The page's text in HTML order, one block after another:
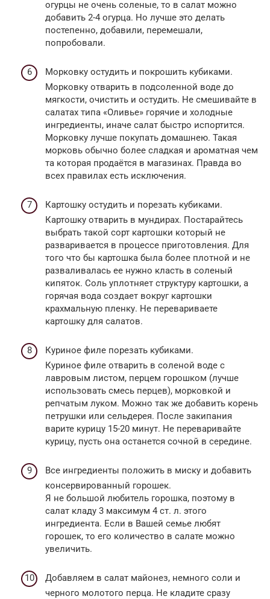
огурцы не очень соленые, то в салат можно
добавить 2-4 огурца. Но лучше это делать
постепенно, добавили, перемешали,
попробовали.
Морковку остудить и покрошить кубиками.
Морковку отварить в подсоленной воде до
мягкости, очистить и остудить. Не смешивайте в
салатах типа «Оливье» горячие и холодные
ингредиенты, иначе салат быстро испортится.
Морковку лучше покупать домашнею. Такая
морковь обычно более сладкая и ароматная чем
та которая продаётся в магазинах. Правда во
всех правилах есть исключения.
Картошку остудить и порезать кубиками.
Картошку отварить в мундирах. Постарайтесь
выбрать такой сорт картошки который не
разваривается в процессе приготовления. Для
того что бы картошка была более плотной и не
разваливалась ее нужно класть в соленый
кипяток. Соль уплотняет структуру картошки, а
горячая вода создает вокруг картошки
крахмальную пленку. Не перевариваете
картошку для салатов.
Куриное филе порезать кубиками.
Куриное филе отварить в соленой воде с
лавровым листом, перцем горошком (лучше
использовать смесь перцев), морковкой и
репчатым луком. Можно так же добавить корень
петрушки или сельдерея. После закипания
варите курицу 15-20 минут. Не переваривайте
курицу, пусть она останется сочной в середине.
Все ингредиенты положить в миску и добавить
консервированный горошек.
Я не большой любитель горошка, поэтому в
салат кладу 3 максимум 4 ст. л. этого
ингредиента. Если в Вашей семье любят
горошек, то его количество в салате можно
увеличить.
Добавляем в салат майонез, немного соли и
черного молотого перца. Не кладите сразу